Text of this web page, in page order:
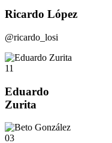
Ricardo López
@ricardo_losi
11
Eduardo
Zurita
03